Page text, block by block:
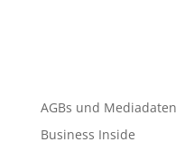
AGBs und Mediadaten
Business Inside